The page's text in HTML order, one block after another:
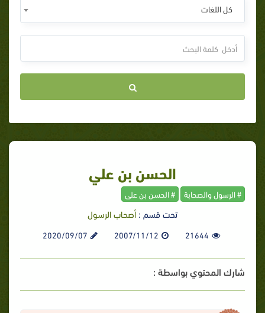
كل اللغات
الحسن بن علي
# الرسول والصحابة # الحسن بن على
تحت قسم :أصحاب الرسول
21644
2007/11/12
2020/09/07
شارك المحتوي بواسطة :